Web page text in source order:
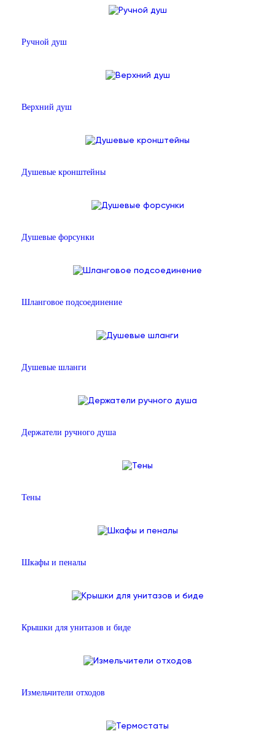
Ручной душ
Верхний душ
Душевые кронштейны
Душевые форсунки
Шланговое подсоединение
Душевые шланги
Держатели ручного душа
Тены
Шкафы и пеналы
Крышки для унитазов и биде
Измельчители отходов